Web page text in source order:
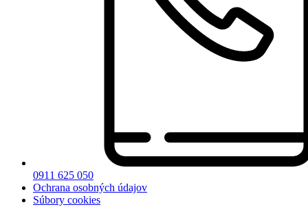
0911 625 050
Ochrana osobných údajov
Súbory cookies